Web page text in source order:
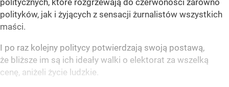
politycznych, które rozgrzewają do czerwoności zarówno
polityków, jak i żyjących z sensacji żurnalistów wszystkich
maści.
I po raz kolejny politycy potwierdzają swoją postawą,
że bliższe im są ich ideały walki o elektorat za wszelką
cenę, aniżeli życie ludzkie.